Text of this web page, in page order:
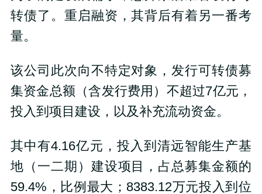
转债了。重启融资，其背后有着另一番考
量。
该公司此次向不特定对象，发行可转债募
集资金总额（含发行费用）不超过7亿元，
投入到项目建设，以及补充流动资金。
其中有4.16亿元，投入到清远智能生产基
地（一二期）建设项目，占总募集金额的
59.4%，比例最大；8383.12万元投入到位